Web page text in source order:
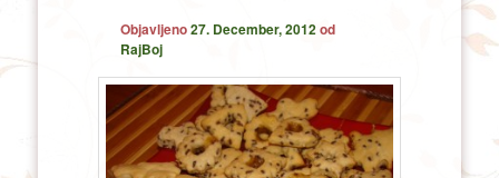
Objavljeno27. December, 2012od
RajBoj